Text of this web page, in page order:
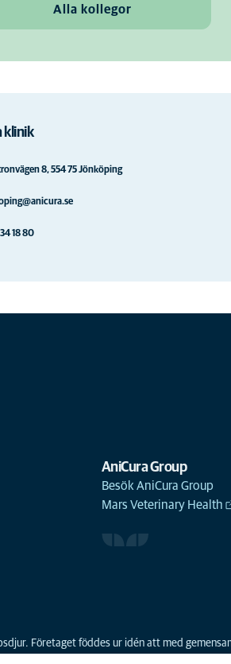
Alla kollegor
klinik
8, 554 75 Jönköping
18 80
AniCura Group
Besök AniCura Group
Mars Veterinary Health
Företaget föddes ur idén att med